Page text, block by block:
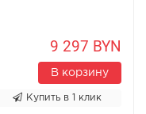
9 297 BYN
В корзину
Купить в 1 клик